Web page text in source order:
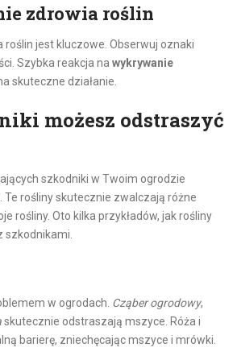
zdrowia roślin
jest kluczowe. Obserwuj oznaki
Szybka reakcja na wykrywanie
skuteczne działanie.
możesz odstraszyć
szkodniki w Twoim ogrodzie
Te rośliny skutecznie zwalczają różne
rośliny. Oto kilka przykładów, jak rośliny
szkodnikami.
w ogrodach. Cząber ogrodowy,
skutecznie odstraszają mszyce. Róża i
barierę, zniechęcając mszyce i mrówki.